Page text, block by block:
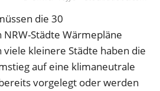
die 30
Städte Wärmepläne
kleinere Städte haben die
auf eine klimaneutrale
vorgelegt oder werden